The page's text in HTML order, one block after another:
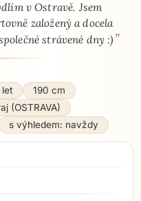
v Ostravě. Jsem
založený a docela
strávené dny :) ”
let
190 cm
(OSTRAVA)
s výhledem: navždy